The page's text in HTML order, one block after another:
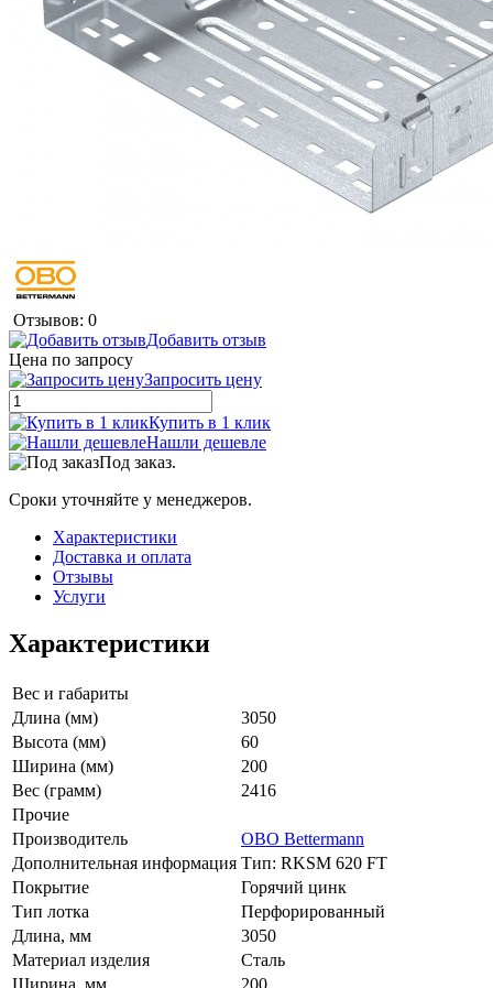
Отзывов: 0
Добавить отзыв
Цена по запросу
Запросить цену
Купить в 1 клик
Нашли дешевле
Под заказ.
Сроки уточняйте у менеджеров.
Характеристики
Доставка и оплата
Отзывы
Услуги
Характеристики
Вес и габариты
Длина (мм)
3050
Высота (мм)
60
Ширина (мм)
200
Вес (грамм)
2416
Прочие
Производитель
OBO Bettermann
Дополнительная информация Тип: RKSM 620 FT
Покрытие
Горячий цинк
Тип лотка
Перфорированный
Длина, мм
3050
Материал изделия
Сталь
Ширина, мм
200